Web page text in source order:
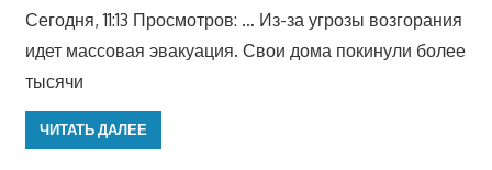
Сегодня, 11:13 Просмотров: … Из-за угрозы возгорания
идет массовая эвакуация. Свои дома покинули более
тысячи
ЧИТАТЬ ДАЛЕЕ